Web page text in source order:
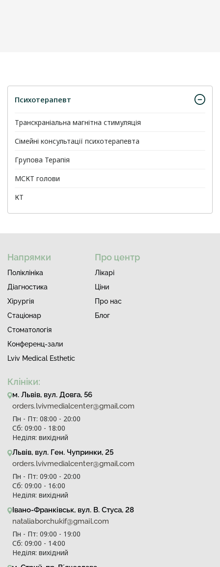
Психотерапевт
Транскраніальна магнітна стимуляція
Сімейні консультації психотерапевта
Групова Терапія
МСКТ голови
КТ
Напрямки
Поліклініка
Діагностика
Хірургія
Стаціонар
Стоматологія
Конференц-зали
Lviv Medical Esthetic
Про центр
Лiкарi
Ціни
Про нас
Блог
Клініки:
м. Львів, вул. Довга, 56
orders.lvivmedialcenter@gmail.com
Пн - Пт: 08:00 - 20:00
Сб: 09:00 - 18:00
Неділя: вихідний
Львів, вул. Ген. Чупринки, 25
orders.lvivmedialcenter@gmail.com
Пн - Пт: 09:00 - 20:00
Сб: 09:00 - 16:00
Неділя: вихідний
Івано-Франківськ, вул. В. Стуса, 28
nataliaborchukif@gmail.com
Пн - Пт: 09:00 - 19:00
Сб: 09:00 - 14:00
Неділя: вихідний